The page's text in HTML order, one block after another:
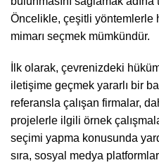
Öncelikle, çeşitli yöntemlerle
mimarı seçmek mümkündür.
İlk olarak, çevrenizdeki
iletişime geçmek yararlı bir
referansla çalışan firmalar,
projelerle ilgili örnek
seçimi yapma konusunda
sıra, sosyal medya